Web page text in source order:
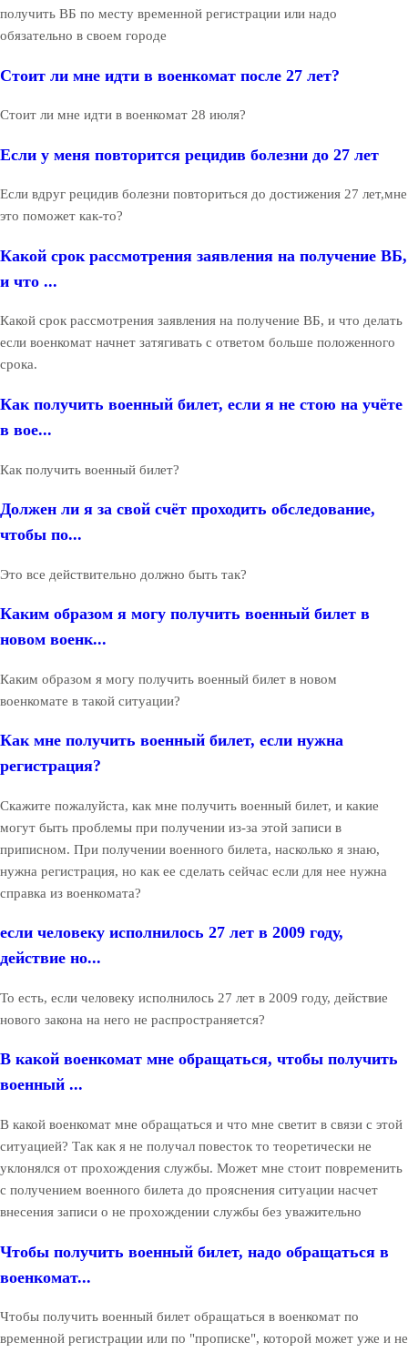
получить ВБ по месту временной регистрации или надо
обязательно в своем городе
Стоит ли мне идти в военкомат после 27 лет?
Стоит ли мне идти в военкомат 28 июля?
Если у меня повторится рецидив болезни до 27 лет
Если вдруг рецидив болезни повториться до достижения 27 лет,мне
это поможет как-то?
Какой срок рассмотрения заявления на получение ВБ,
и что ...
Какой срок рассмотрения заявления на получение ВБ, и что делать
если военкомат начнет затягивать с ответом больше положенного
срока.
Как получить военный билет, если я не стою на учёте
в вое...
Как получить военный билет?
Должен ли я за свой счёт проходить обследование,
чтобы по...
Это все действительно должно быть так?
Каким образом я могу получить военный билет в
новом военк...
Каким образом я могу получить военный билет в новом
военкомате в такой ситуации?
Как мне получить военный билет, если нужна
регистрация?
Скажите пожалуйста, как мне получить военный билет, и какие
могут быть проблемы при получении из-за этой записи в
приписном. При получении военного билета, насколько я знаю,
нужна регистрация, но как ее сделать сейчас если для нее нужна
справка из военкомата?
если человеку исполнилось 27 лет в 2009 году,
действие но...
То есть, если человеку исполнилось 27 лет в 2009 году, действие
нового закона на него не распространяется?
В какой военкомат мне обращаться, чтобы получить
военный ...
В какой военкомат мне обращаться и что мне светит в связи с этой
ситуацией? Так как я не получал повесток то теоретически не
уклонялся от прохождения службы. Может мне стоит повременить
с получением военного билета до прояснения ситуации насчет
внесения записи о не прохождении службы без уважительно
Чтобы получить военный билет, надо обращаться в
военкомат...
Чтобы получить военный билет обращаться в военкомат по
временной регистрации или по "прописке", которой может уже и не